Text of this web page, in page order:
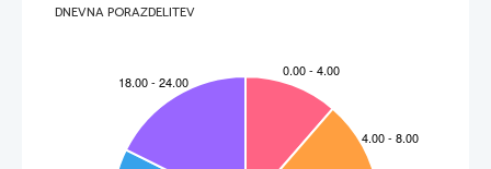
N081-641-3-1
Za izdelavo posameznih delov izdelka je treb
risbo. Narisane dele
opremimo z merami, ki jih zapišemo na kotirne
rte. Postopek imenujemo kotiranje. V katerih
merskih enotah vpisujemo mere na delavniške risbe?
Obkroži
A       V  decimetrih.
DNEVNA PORAZDELITEV